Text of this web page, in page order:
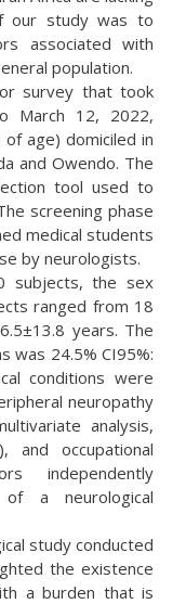
our study was to
associated with
population.
survey that took
March 12, 2022,
age) domiciled in
and Owendo. The
tool used to
screening phase
medical students
by neurologists.
subjects, the sex
ranged from 18
years. The
was 24.5% CI95%:
conditions were
neuropathy
analysis,
and occupational
independently
a neurological
study conducted
the existence
a burden that is